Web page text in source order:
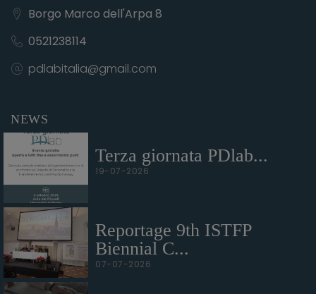
Borgo Marco dell'Arpa 8
0521238114
pdlabitalia@gmail.com
NEWS
Terza giornata PDlab...
19-07-2026
Reportage 9th ISTFP
Biennial C...
07-07-2026